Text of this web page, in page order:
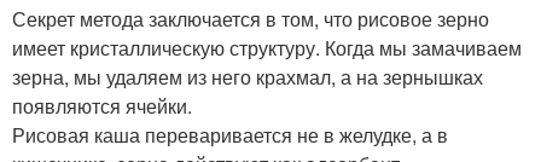
Секрет метода заключается в том, что рисовое зерно
имеет кристаллическую структуру. Когда мы замачиваем
зерна, мы удаляем из него крахмал, а на зернышках
появляются ячейки.
Рисовая каша переваривается не в желудке, а в